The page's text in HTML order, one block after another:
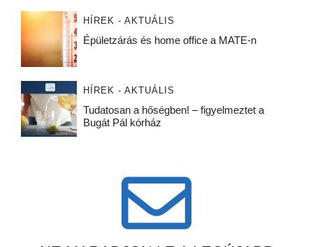
HÍREK - AKTUÁLIS
Épületzárás és home office a MATE-n
HÍREK - AKTUÁLIS
Tudatosan a hőségben! – figyelmeztet a
Bugát Pál kórház